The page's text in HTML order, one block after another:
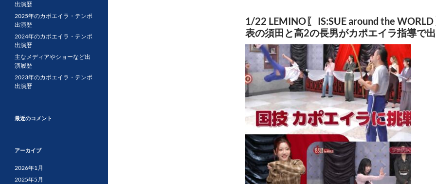
1/22 LEMINO〖 IS:SUE around the
表の須田と高2の長男がカポエイラ指導で
出演歴
2025年のカポエイラ・テンポ
出演歴
2024年のカポエイラ・テンポ
出演暦
主なメディアやショーなど出
演履歴
2023年のカポエイラ・テンポ
出演暦
最近のコメント
アーカイブ
2026年1月
2025年5月